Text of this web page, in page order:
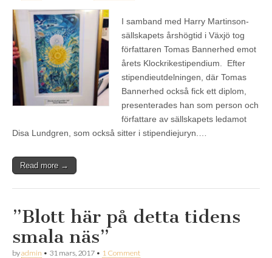
I samband med Harry Martinson-
sällskapets årshögtid i Växjö tog
författaren Tomas Bannerhed emot
årets Klockrikestipendium. Efter
stipendieutdelningen, där Tomas
Bannerhed också fick ett diplom,
presenterades han som person och
författare av sällskapets ledamot
Disa Lundgren, som också sitter i stipendiejuryn.…
Read more →
”Blott här på detta tidens
smala näs”
byadmin • 31 mars, 2017 • 1 Comment